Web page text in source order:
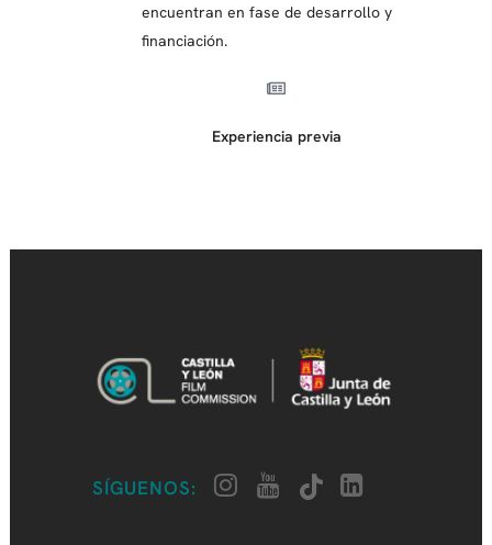
encuentran en fase de desarrollo y
financiación.
Experiencia previa
SÍGUENOS: